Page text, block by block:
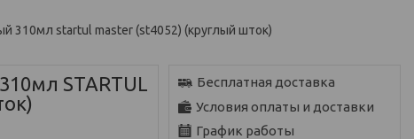
310мл startul master (st4052) (круглый шток)
STARTUL
Бесплатная доставка
Условия оплаты и доставки
График работы